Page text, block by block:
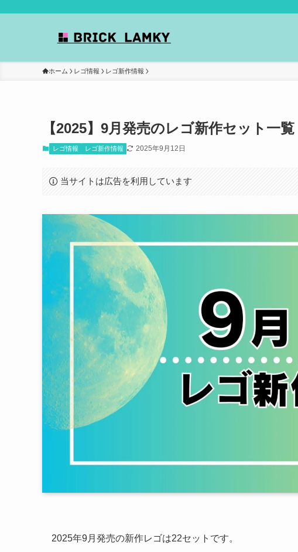
ホーム レゴ情報 レゴ新作情報
【2025】9月発売のレゴ新作セット一覧
レゴ情報 レゴ新作情報 2025年9月12日
当サイトは広告を利用しています
2025年9月発売の新作レゴは22セットです。